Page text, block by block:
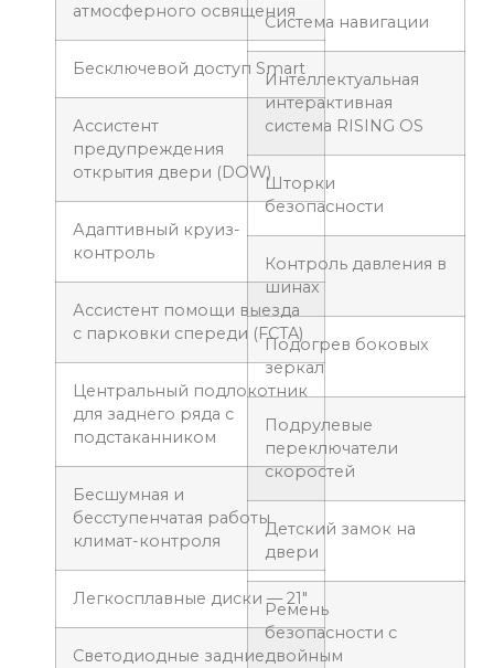
атмосферного освящения
Бесключевой доступ Smart
Ассистент
предупреждения
открытия двери (DOW)
Адаптивный круиз-
контроль
Ассистент помощи выезда
с парковки спереди (FCTA)
Центральный подлокотник
для заднего ряда с
подстаканником
Бесшумная и
бесступенчатая работы
климат-контроля
Легкосплавные диски — 21″
Светодиодные задние
Система навигации
Интеллектуальная
интерактивная
система RISING OS
Шторки
безопасности
Контроль давления в
шинах
Подогрев боковых
зеркал
Подрулевые
переключатели
скоростей
Детский замок на
двери
Ремень
безопасности с
двойным